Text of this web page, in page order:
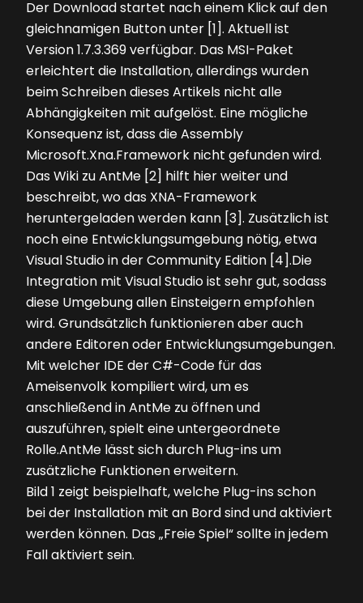
Der Download startet nach einem Klick auf den
gleichnamigen Button unter [1]. Aktuell ist
Version 1.7.3.369 verfügbar. Das MSI-Paket
erleichtert die Installation, allerdings wurden
beim Schreiben dieses Artikels nicht alle
Abhängigkeiten mit aufgelöst. Eine mögliche
Konsequenz ist, dass die Assembly
Microsoft.Xna.Framework nicht gefunden wird.
Das Wiki zu AntMe [2] hilft hier weiter und
beschreibt, wo das XNA-Framework
heruntergeladen werden kann [3]. Zusätzlich ist
noch eine Entwicklungsumgebung nötig, etwa
Visual Studio in der Community Edition [4].Die
Integration mit Visual Studio ist sehr gut, sodass
diese Umgebung allen Einsteigern empfohlen
wird. Grundsätzlich funktionieren aber auch
andere Editoren oder Entwicklungsumgebungen.
Mit welcher IDE der C#-Code für das
Ameisenvolk kompiliert wird, um es
anschließend in AntMe zu öffnen und
auszuführen, spielt eine untergeordnete
Rolle.AntMe lässt sich durch Plug-ins um
zusätzliche Funktionen erweitern.
Bild 1 zeigt beispielhaft, welche Plug-ins schon
bei der Installation mit an Bord sind und aktiviert
werden können. Das „Freie Spiel“ sollte in jedem
Fall aktiviert sein.